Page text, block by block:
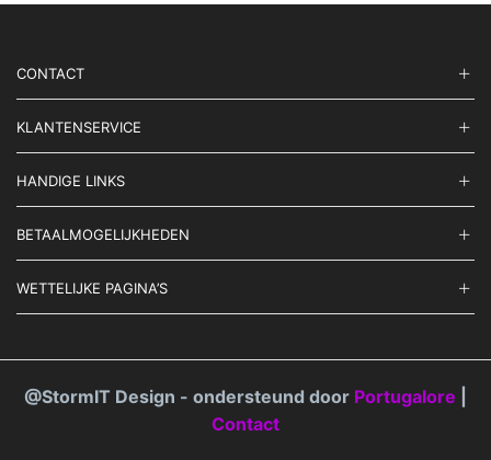
productpagina
op
de
CONTACT
KLANTENSERVICE
HANDIGE LINKS
BETAALMOGELIJKHEDEN
WETTELIJKE PAGINA’S
@StormIT Design - ondersteund door Portugalore
Contact